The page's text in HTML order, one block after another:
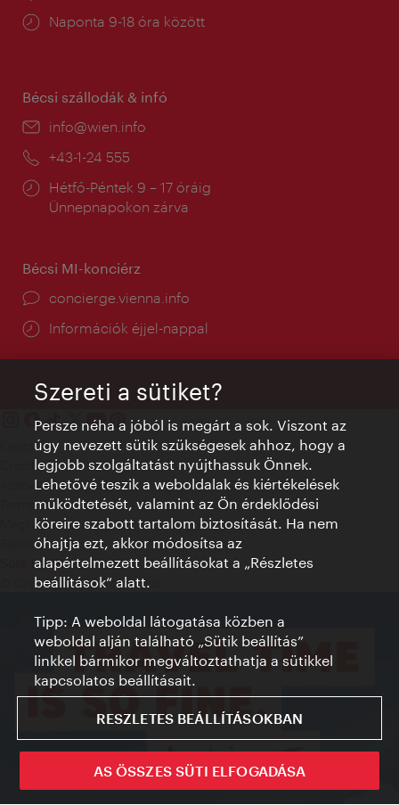
Nyitva
Naponta 9-18 óra között
Bécsi szállodák & infó
E-
info@wien.info
Telefon:
+43-1-24 555
Nyitva
tartás:
Hétfő-Péntek 9 – 17 óráig
Ünnepnapokon zárva
Bécsi MI-konciérz
concierge.vienna.info
Információk éjjel-nappal
Kapcsolat
Credits
Adatvédelmi nyilatkozat
Terms of Use
Megközelíthetőség
Sajtókapcsolat
Sütik beállítása
© Copyright WienTourismus
Szereti a sütiket?
Persze néha a jóból is megárt a sok. Viszont az
úgy nevezett sütik szükségesek ahhoz, hogy a
legjobb szolgáltatást nyújthassuk Önnek.
Lehetővé teszik a weboldalak és kiértékelések
működtetését, valamint az Ön érdeklődési
köreire szabott tartalom biztosítását. Ha nem
óhajtja ezt, akkor módosítsa az
alapértelmezett beállításokat a „Részletes
beállítások“ alatt.
Tipp: A weboldal látogatása közben a
weboldal alján található „Sütik beállítás”
linkkel bármikor megváltoztathatja a sütikkel
kapcsolatos beállításait.
RESZLETES BEÁLLÍTÁSOKBAN
AS ÖSSZES SÜTI ELFOGADÁSA